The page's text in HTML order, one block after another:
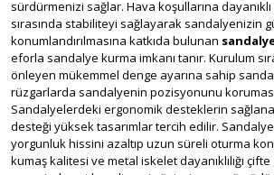
sürdürmenizi sağlar. Hava koşullarına
sırasında stabiliteyi sağlayarak sandalyenizin
konumlandırılmasına katkıda bulunan
eforla sandalye kurma imkanı tanır. Kurulum
önleyen mükemmel denge ayarına sahip
rüzgarlarda sandalyenin pozisyonunu
Sandalyelerdeki ergonomik desteklerin
desteği yüksek tasarımlar tercih edilir.
yorgunluk hissini azaltıp uzun süreli oturma
kumaş kalitesi ve metal iskelet dayanıklılığı